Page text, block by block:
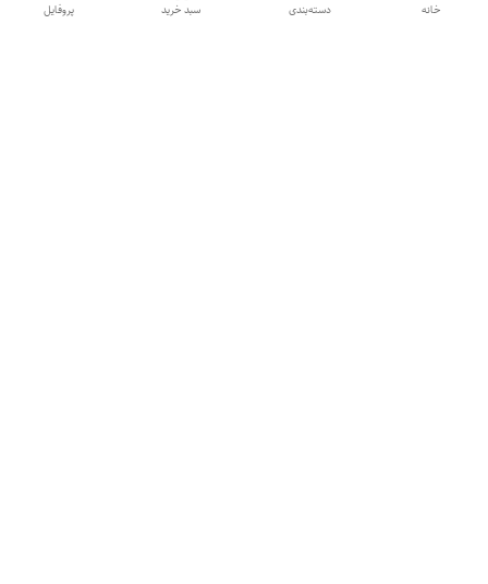
پروفایل سبد خرید دسته‌بندی خانه